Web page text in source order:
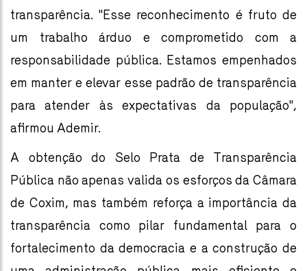
transparência. "Esse reconhecimento é fruto de
um trabalho árduo e comprometido com a
responsabilidade pública. Estamos empenhados
em manter e elevar esse padrão de transparência
para atender às expectativas da população",
afirmou Ademir.
A obtenção do Selo Prata de Transparência
Pública não apenas valida os esforços da Câmara
de Coxim, mas também reforça a importância da
transparência como pilar fundamental para o
fortalecimento da democracia e a construção de